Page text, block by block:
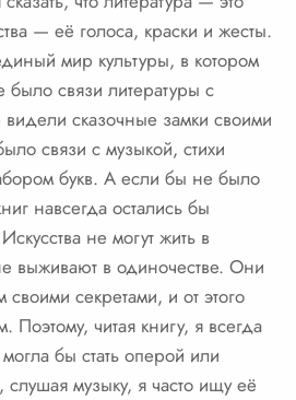
— её голоса, краски и жесты.
мир культуры, в котором
связи литературы с
сказочные замки своими
связи с музыкой, стихи
букв. А если бы не было
навсегда остались бы
не могут жить в
выживают в одиночестве. Они
секретами, и от этого
Поэтому, читая книгу, я всегда
бы стать оперой или
музыку, я часто ищу её